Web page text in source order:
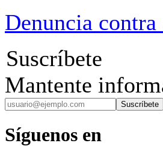
Denuncia
Suscríbete
Mantente
Suscríbete
Síguenos en